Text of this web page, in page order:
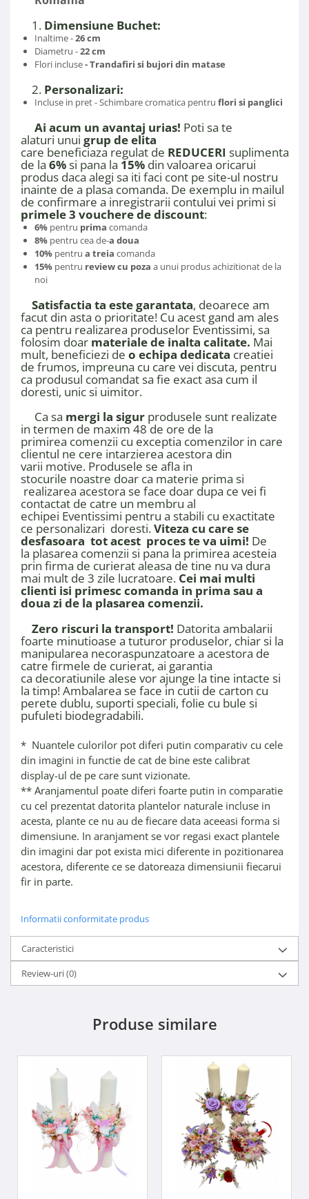
1. Dimensiune Buchet:
Inaltime -26 cm
Diametru -22 cm
Flori incluse- Trandafiri si bujori din matase
2. Personalizari:
Incluse in pret - Schimbare cromatica pentru flori si panglici
Ai acum un avantaj urias! Poti sa te
alaturi unui grup de elita
care beneficiaza regulat de REDUCERI suplimentare
de la 6%si pana la 15% din valoarea oricarui
produs daca alegi sa iti faci cont pe site-ul nostru
inainte de a plasa comanda. De exemplu in mailul
de confirmare a inregistrarii contului vei primi si
primele 3 vouchere de discount:
6% pentru prima comanda
8% pentru cea de-a doua
10% pentru a treia comanda
15% pentru review cu poza a unui produs achizitionat de la
noi
Satisfactia ta este garantata, deoarece am
facut din asta o prioritate! Cu acest gand am ales
ca pentru realizarea produselor Eventissimi, sa
folosim doar materiale de inalta calitate. Mai
mult, beneficiezi de o echipa dedicata creatiei
de frumos, impreuna cu care vei discuta, pentru
ca produsul comandat sa fie exact asa cum il
doresti, unic si uimitor.​​​​​​
Ca sa mergi la sigur produsele sunt realizate
in termen de maxim 48 de ore de la
primirea comenzii cu exceptia comenzilor in care
clientul ne cere intarzierea acestora din
varii motive. Produsele se afla in
stocurile noastre doar ca materie prima si
realizarea acestora se face doar dupa ce vei fi
contactat de catre un membru al
echipei Eventissimi pentru a stabili cu exactitate
ce personalizari doresti.Viteza cu care se
desfasoara tot acest proces te va uimi! De
la plasarea comenzii si pana la primirea acesteia
prin firma de curierat aleasa de tine nu va dura
mai mult de 3 zile lucratoare. Cei mai multi
clienti isi primesc comanda in prima sau a
doua zi de la plasarea comenzii.
Zero riscuri la transport! Datorita ambalarii
foarte minutioase a tuturor produselor, chiar si la
manipularea necoraspunzatoare a acestora de
catre firmele de curierat, ai garantia
ca decoratiunile alese vor ajunge la tine intacte si
la timp! Ambalarea se face in cutii de carton cu
perete dublu, suporti speciali, folie cu bule si
pufuleti biodegradabili.
* Nuantele culorilor pot diferi putin comparativ cu cele
din imagini in functie de cat de bine este calibrat
display-ul de pe care sunt vizionate.
** Aranjamentul poate diferi foarte putin in comparatie
cu cel prezentat datorita plantelor naturale incluse in
acesta, plante ce nu au de fiecare data aceeasi forma si
dimensiune. In aranjament se vor regasi exact plantele
din imagini dar pot exista mici diferente in pozitionarea
acestora, diferente ce se datoreaza dimensiunii fiecarui
fir in parte.
Informatii conformitate produs
Caracteristici
Review-uri(0)
Produse similare